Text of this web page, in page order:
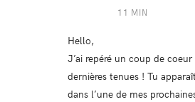
11 MIN
Hello,
J’ai repéré un coup de
dernières tenues ! Tu
dans l’une de mes